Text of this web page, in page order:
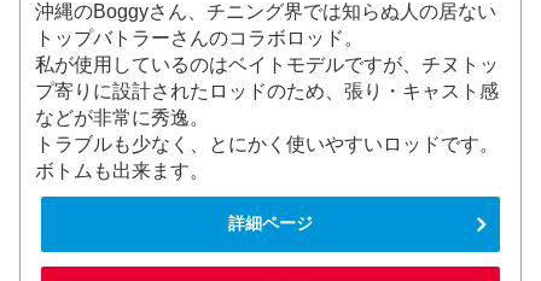
沖縄のBoggyさん、チニング界では知らぬ人の居ない
トップバトラーさんのコラボロッド。
私が使用しているのはベイトモデルですが、チヌトッ
プ寄りに設計されたロッドのため、張り・キャスト感
などが非常に秀逸。
トラブルも少なく、とにかく使いやすいロッドです。
ボトムも出来ます。
詳細ページ